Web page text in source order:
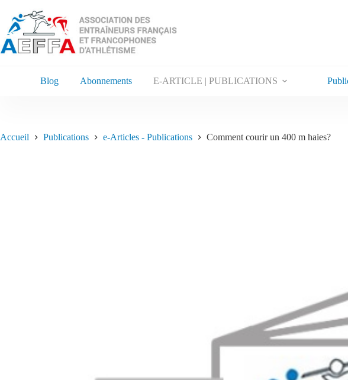
Blog Abonnements E-ARTICLE | PUBLICATIONS
Accueil Publications e-Articles - Publications Comment courir un 400 m haies?